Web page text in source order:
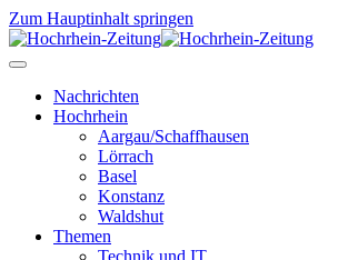
Zum Hauptinhalt springen
Nachrichten
Hochrhein
Aargau/Schaffhausen
Lörrach
Basel
Konstanz
Waldshut
Themen
Technik und IT